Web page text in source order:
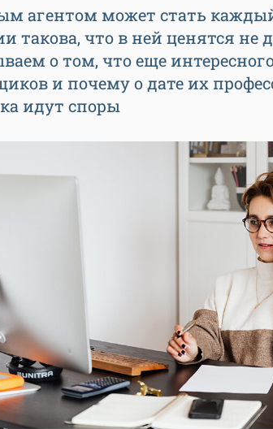
агентом может стать
такова, что в ней ценятся
о том, что еще
и почему о дате их
идут споры